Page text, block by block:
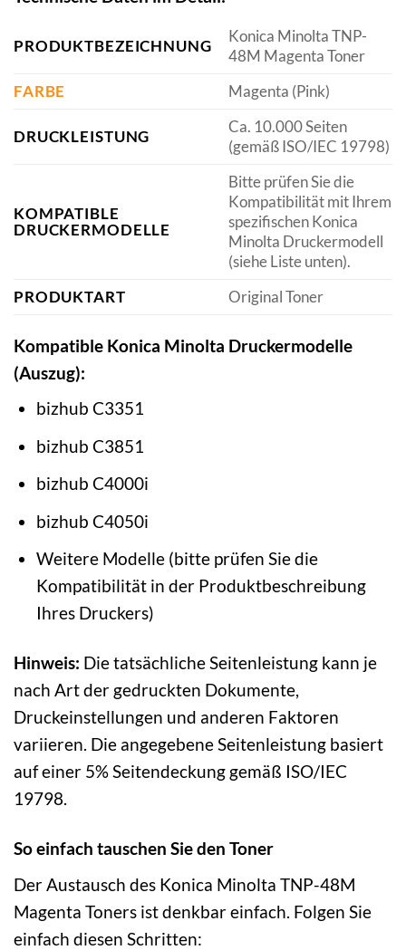
PRODUKTBEZEICHNUNG
Konica Minolta TNP-
48M Magenta Toner
FARBE
Magenta (Pink)
DRUCKLEISTUNG
Ca. 10.000 Seiten
(gemäß ISO/IEC 19798)
KOMPATIBLE
DRUCKERMODELLE
Bitte prüfen Sie die
Kompatibilität mit Ihrem
spezifischen Konica
Minolta Druckermodell
(siehe Liste unten).
PRODUKTART
Original Toner
Kompatible Konica Minolta Druckermodelle
(Auszug):
bizhub C3351
bizhub C3851
bizhub C4000i
bizhub C4050i
Weitere Modelle (bitte prüfen Sie die
Kompatibilität in der Produktbeschreibung
Ihres Druckers)
Hinweis: Die tatsächliche Seitenleistung kann je
nach Art der gedruckten Dokumente,
Druckeinstellungen und anderen Faktoren
variieren. Die angegebene Seitenleistung basiert
auf einer 5% Seitendeckung gemäß ISO/IEC
19798.
So einfach tauschen Sie den Toner
Der Austausch des Konica Minolta TNP-48M
Magenta Toners ist denkbar einfach. Folgen Sie
einfach diesen Schritten: